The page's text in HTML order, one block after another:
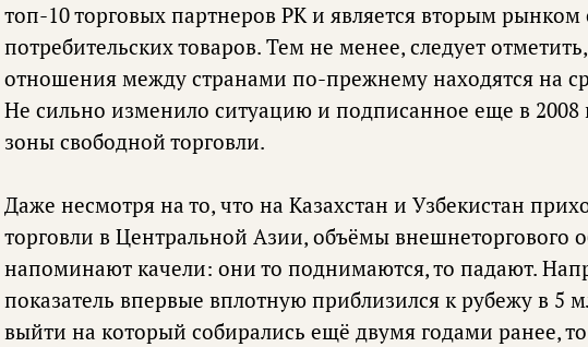
топ-10 торговых партнеров РК и является вторым рынком
потребительских товаров. Тем не менее, следует
отношения между странами по-прежнему находятся на
Не сильно изменило ситуацию и подписанное еще в 2008
зоны свободной торговли.
Даже несмотря на то, что на Казахстан и Узбекистан
торговли в Центральной Азии, объёмы внешнеторгового
напоминают качели: они то поднимаются, то падают.
показатель впервые вплотную приблизился к рубежу в 5
выйти на который собирались ещё двумя годами ранее,